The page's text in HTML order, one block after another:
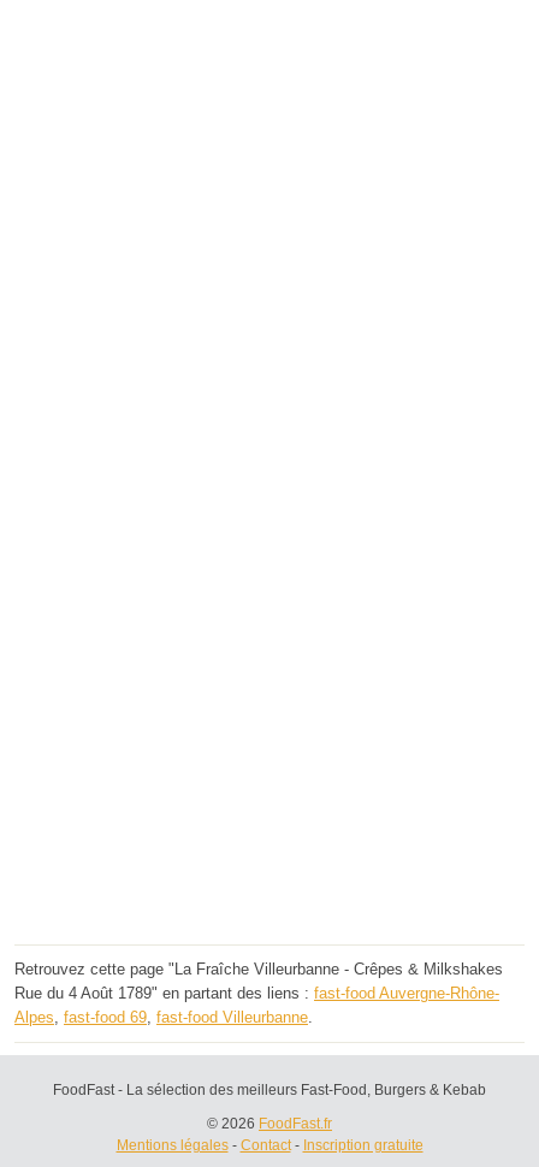
Retrouvez cette page "La Fraîche Villeurbanne - Crêpes & Milkshakes
Rue du 4 Août 1789" en partant des liens : fast-food Auvergne-Rhône-
Alpes, fast-food 69, fast-food Villeurbanne.
FoodFast - La sélection des meilleurs Fast-Food, Burgers & Kebab
© 2026 FoodFast.fr
Mentions légales- Contact- Inscription gratuite